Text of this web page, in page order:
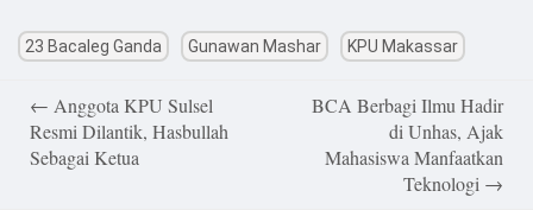
23 Bacaleg Ganda Gunawan Mashar KPU Makassar
navigation
← Anggota KPU Sulsel
Resmi Dilantik, Hasbullah
Sebagai Ketua
BCA Berbagi Ilmu Hadir
di Unhas, Ajak
Mahasiswa Manfaatkan
Teknologi →